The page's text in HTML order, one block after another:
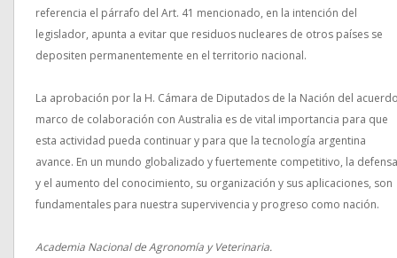
referencia el párrafo del Art. 41 mencionado, en la intención del
legislador, apunta a evitar que residuos nucleares de otros países se
depositen permanentemente en el territorio nacional.
La aprobación por la H. Cámara de Diputados de la Nación del
marco de colaboración con Australia es de vital importancia para que
esta actividad pueda continuar y para que la tecnología argentina
avance. En un mundo globalizado y fuertemente competitivo, la defensa
y el aumento del conocimiento, su organización y sus aplicaciones, son
fundamentales para nuestra supervivencia y progreso como nación.
Academia Nacional de Agronomía y Veterinaria.